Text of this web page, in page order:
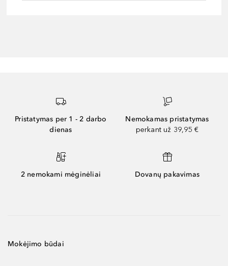
Pristatymas per 1 - 2 darbo
dienas
Nemokamas pristatymas
perkant už 39,95 €
2 nemokami mėginėliai Dovanų pakavimas
Mokėjimo būdai